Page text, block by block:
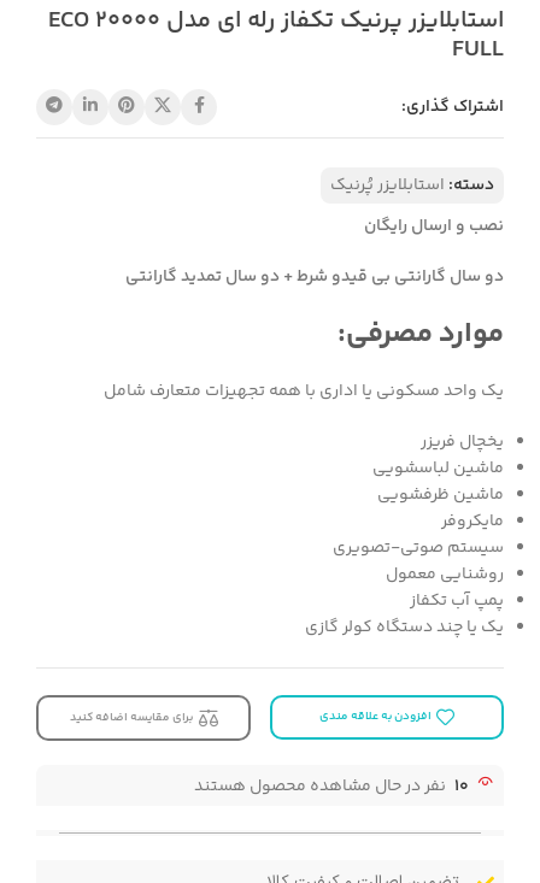
استابلایزر پرنیک تکفاز رله ای مدل ECO 20000
FULL
اشتراک گذاری:
دسته: استابلایزر پُرنیک
نصب و ارسال رایگان
دو سال گارانتی بی قیدو شرط + دو سال تمدید گارانتی
موارد مصرفی:​
یک واحد مسکونی یا اداری با همه تجهيزات متعارف شامل
يخچال فريزر
ماشين لباسشويي
ماشين ظرفشويي
مايكروفر
سيستم صوتي-تصويري
روشنايي معمول
پمپ آب تكفاز
يك يا چند دستگاه كولر گازي
افزودن به علاقه مندی برای مقایسه اضافه کنید
10 نفر در حال مشاهده محصول هستند